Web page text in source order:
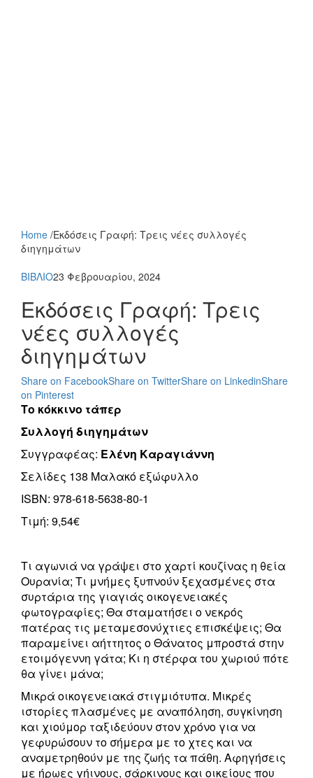
Home /Εκδόσεις Γραφή: Τρεις νέες συλλογές
διηγημάτων
ΒΙΒΛΙΟ23 Φεβρουαρίου, 2024
Εκδόσεις Γραφή: Τρεις
νέες συλλογές
διηγημάτων
Share on FacebookShare on TwitterShare on LinkedinShare
on Pinterest
Το κόκκινο τάπερ
Συλλογή διηγημάτων
Συγγραφέας: Ελένη Καραγιάννη
Σελίδες 138 Μαλακό εξώφυλλο
ISBN: 978-618-5638-80-1
Τιμή: 9,54€
Τι αγωνιά να γράψει στο χαρτί κουζίνας η θεία
Ουρανία; Τι μνήμες ξυπνούν ξεχασμένες στα
συρτάρια της γιαγιάς οικογενειακές
φωτογραφίες; Θα σταματήσει ο νεκρός
πατέρας τις μεταμεσονύχτιες επισκέψεις; Θα
παραμείνει αήττητος ο Θάνατος μπροστά στην
ετοιμόγεννη γάτα; Κι η στέρφα του χωριού πότε
θα γίνει μάνα;
Μικρά οικογενειακά στιγμιότυπα. Μικρές
ιστορίες πλασμένες με αναπόληση, συγκίνηση
και χιούμορ ταξιδεύουν στον χρόνο για να
γεφυρώσουν το σήμερα με το χτες και να
αναμετρηθούν με της ζωής τα πάθη. Αφηγήσεις
με ήρωες γήινους, σάρκινους και οικείους που